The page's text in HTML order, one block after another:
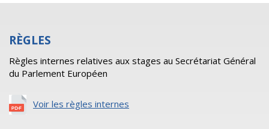
RÈGLES
Règles internes relatives aux stages au Secrétariat Général
du Parlement Européen
Voir les règles internes